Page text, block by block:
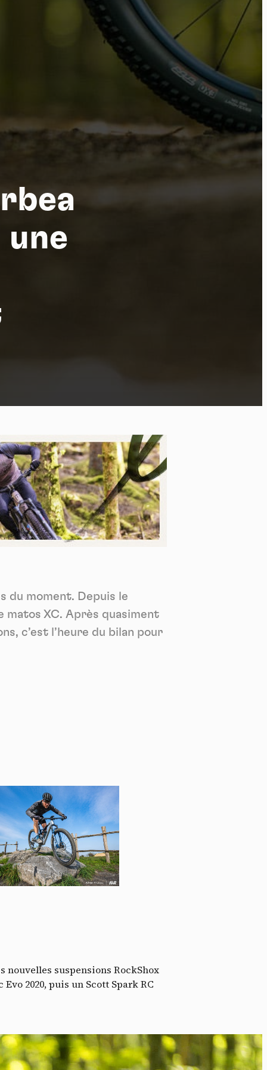
une
du moment. Depuis le
matos XC. Après quasiment
c’est l’heure du bilan pour
nouvelles suspensions RockShox
2020, puis un Scott Spark RC
me